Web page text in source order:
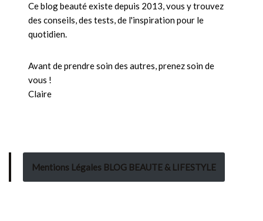
Ce blog beauté existe depuis 2013, vous y trouvez
des conseils, des tests, de l'inspiration pour le
quotidien.
Avant de prendre soin des autres, prenez soin de
vous !
Claire
Mentions Légales BLOG BEAUTE & LIFESTYLE